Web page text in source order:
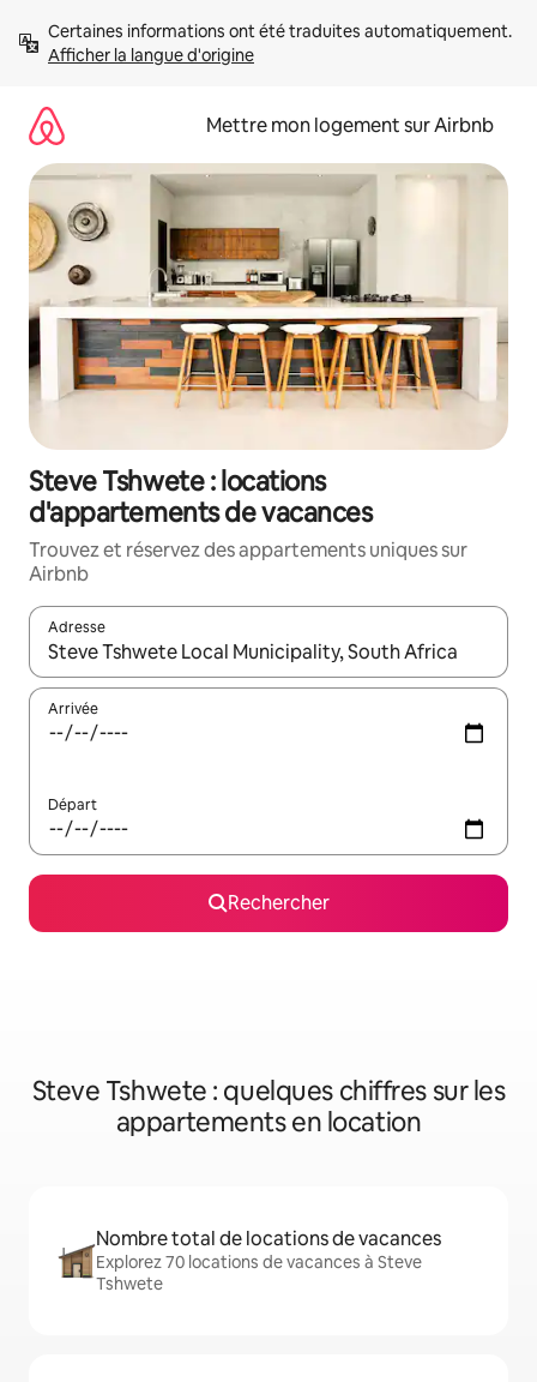
directement
Afficher la langue d'origine
Mettre mon logement sur Airbnb
Steve Tshwete : locations
d'appartements de vacances
Trouvez et réservez des appartements uniques sur
Airbnb
Adresse
Lorsque les résultats s'affichent, utilisez les flèches vers le
Arrivée
Départ
Rechercher
Steve Tshwete : quelques chiffres sur les
appartements en location
Nombre total de locations de vacances
Explorez 70 locations de vacances à Steve
Tshwete